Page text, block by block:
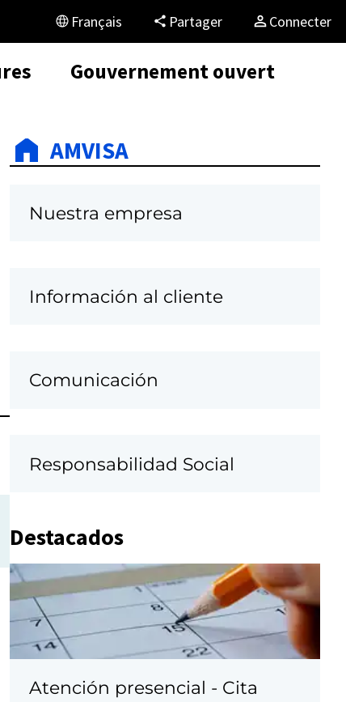
Français Partager Connecter
Gouvernement ouvert
AMVISA
Nuestra empresa
Información al cliente
Comunicación
Responsabilidad Social
Destacados
Atención presencial - Cita